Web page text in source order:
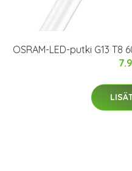
OSRAM-LED-putki G13 T8